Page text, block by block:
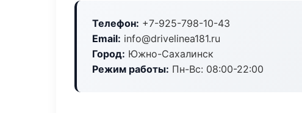
Телефон: +7-925-798-10-43
Email: info@drivelinea181.ru
Город: Южно-Сахалинск
Режим работы: Пн-Вс: 08:00-22:00